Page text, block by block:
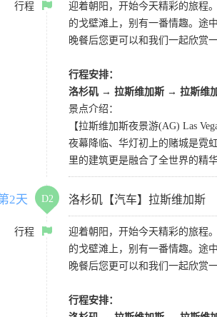
行程
迎着朝阳，开始今天精彩的旅程
的戈壁滩上，别有一番情趣。途
晚餐后您更可以和我们一起欣赏
行程安排：
洛杉矶 → 拉斯维加斯 → 拉斯维
景点介绍：
【拉斯维加斯夜景游(AG) Las
夜幕降临、华灯初上的赌城是霓
里的建筑更是融合了全世界的精
2天 D2 洛杉矶【汽车】拉斯维加斯
行程
迎着朝阳，开始今天精彩的旅程
的戈壁滩上，别有一番情趣。途
晚餐后您更可以和我们一起欣赏
行程安排：